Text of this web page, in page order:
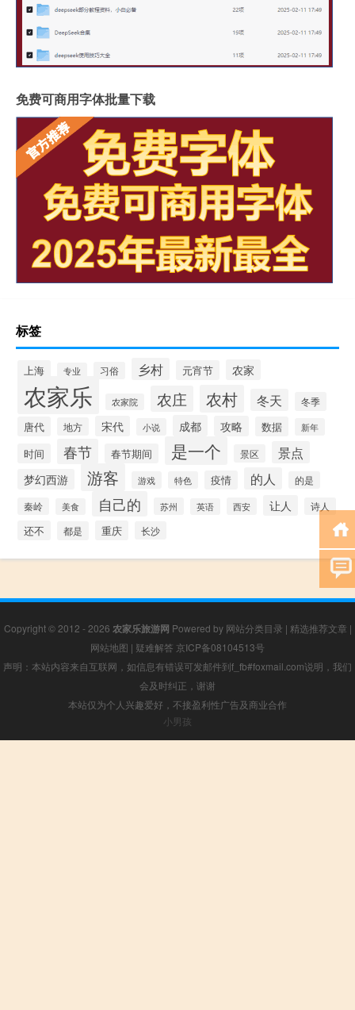
免费可商用字体批量下载
标签
上海 专业 习俗 乡村 元宵节 农家
农家乐 农家院 农庄 农村 冬天 冬季
唐代 地方 宋代 小说 成都 攻略 数据 新年
时间 春节 春节期间 是一个 景区 景点
梦幻西游 游客 游戏 特色 疫情 的人 的是
秦岭 美食 自己的 苏州 英语 西安 让人 诗人
还不 都是 重庆 长沙
Copyright © 2012 - 2026 农家乐旅游网 Powered by 网站分类目录 | 精选推荐文章 |
网站地图 | 疑难解答 京ICP备08104513号
声明：本站内容来自互联网，如信息有错误可发邮件到f_fb#foxmail.com说明，我们
会及时纠正，谢谢
本站仅为个人兴趣爱好，不接盈利性广告及商业合作
小男孩